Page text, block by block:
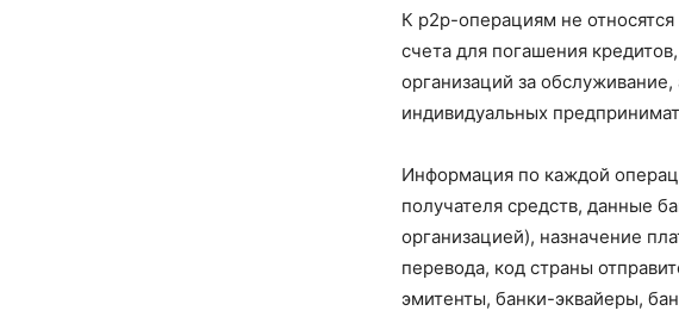
К p2p-операциям не
счета для погашения
организаций за
индивидуальных
Информация по каждой
получателя средств, данные
организацией), назначение
перевода, код страны
эмитенты, банки-эквайеры,